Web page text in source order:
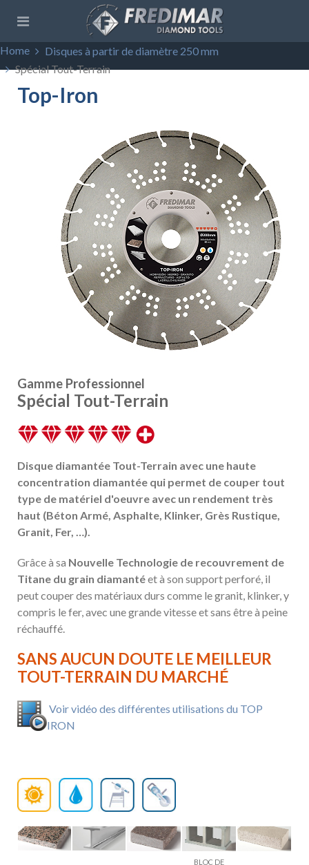
Home
Disques à partir de diamètre 250 mm
Spécial Tout-Terrain
Top-Iron
Gamme Professionnel
Spécial Tout-Terrain
Disque diamantée Tout-Terrain avec une haute
concentration diamantée qui permet de couper tout
type de matériel d'oeuvre avec un rendement très
haut (Béton Armé, Asphalte, Klinker, Grès Rustique,
Granit, Fer, …).
Grâce à sa Nouvelle Technologie de recouvrement de
Titane du grain diamantéet à son support perforé, il
peut couper des matériaux durs comme le granit, klinker, y
compris le fer, avec une grande vitesse et sans être à peine
réchauffé.
SANS AUCUN DOUTE LE MEILLEUR
TOUT-TERRAIN DU MARCHÉ
Voir vidéo des différentes utilisations du TOP
IRON
BLOC DE